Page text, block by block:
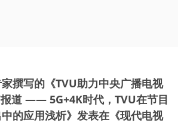
撰写的《TVU助力中央广播电视
报道 —— 5G+4K时代，TVU在节目
的应用浅析》发表在《现代电视